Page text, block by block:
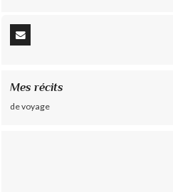
Mes récits
de voyage